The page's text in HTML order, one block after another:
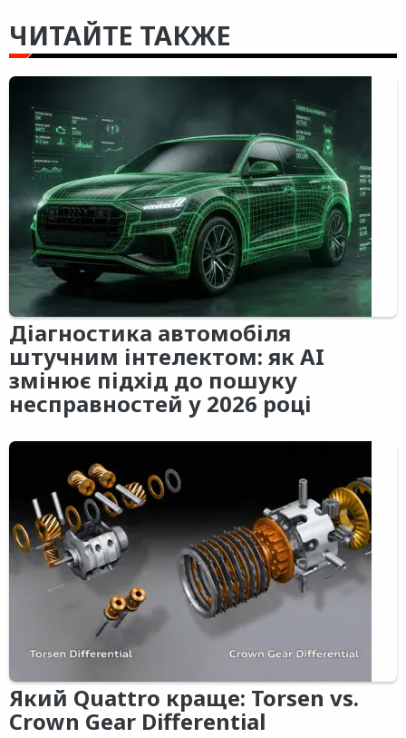
ЧИТАЙТЕ ТАКЖЕ
Діагностика автомобіля
штучним інтелектом: як AI
змінює підхід до пошуку
несправностей у 2026 році
Який Quattro краще: Torsen vs.
Crown Gear Differential